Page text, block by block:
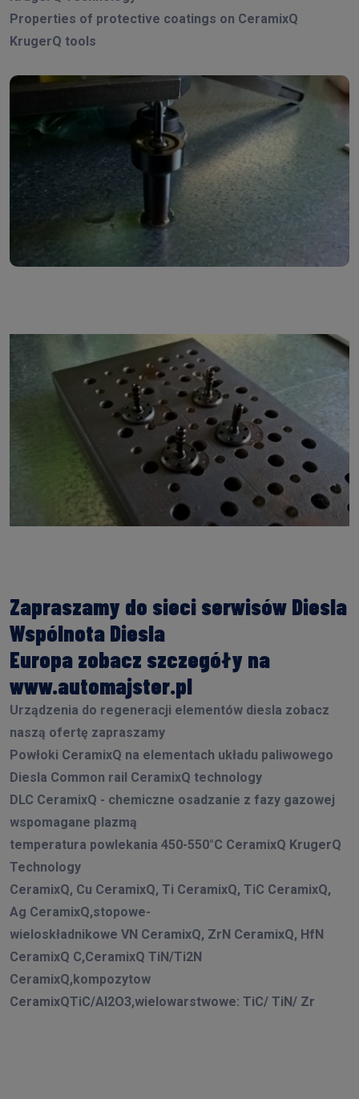
Properties of protective coatings on CeramixQ
KrugerQ tools
Zapraszamy do sieci serwisów Diesla
Wspólnota Diesla
Europa zobacz szczegóły na
www.automajster.pl
Urządzenia do regeneracji elementów diesla zobacz
naszą ofertę zapraszamy
Powłoki CeramixQ na elementach układu paliwowego
Diesla Common rail CeramixQ technology
DLC CeramixQ - chemiczne osadzanie z fazy gazowej
wspomagane plazmą
temperatura powlekania 450-550°C CeramixQ KrugerQ
Technology
CeramixQ, Cu CeramixQ, Ti CeramixQ, TiC CeramixQ,
Ag CeramixQ,stopowe-
wieloskładnikowe VN CeramixQ, ZrN CeramixQ, HfN
CeramixQ C,CeramixQ TiN/Ti2N
CeramixQ,kompozytow
CeramixQTiC/Al2O3,wielowarstwowe: TiC/ TiN/ Zr